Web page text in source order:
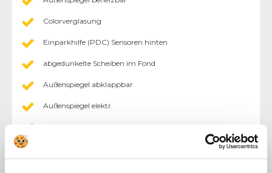
Colorverglasung
Einparkhilfe (PDC) Sensoren hinten
abgedunkelte Scheiben im Fond
Außenspiegel abklappbar
Außenspiegel elektr.